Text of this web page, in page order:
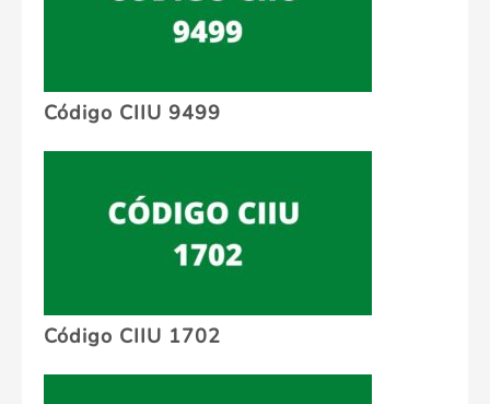
Código CIIU 9499
Código CIIU 1702